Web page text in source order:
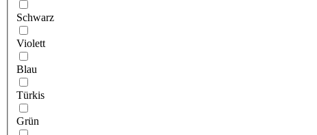
Schwarz
Violett
Blau
Türkis
Grün